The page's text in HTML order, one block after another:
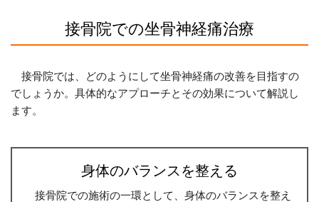
接骨院での坐骨神経痛治療
接骨院では、どのようにして坐骨神経痛の改善を目指すの
でしょうか。具体的なアプローチとその効果について解説し
ます。
身体のバランスを整える
接骨院での施術の一環として、身体のバランスを整え